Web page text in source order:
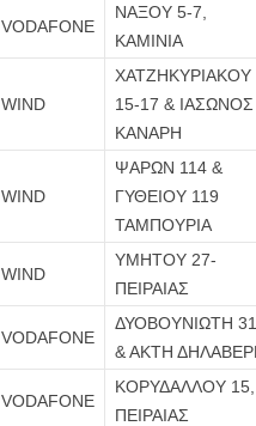
VODAFONE
ΝΑΞΟΥ 5-7,
ΚΑΜΙΝΙΑ
WIND
ΧΑΤΖΗΚΥΡΙΑΚΟΥ
15-17 & ΙΑΣΩΝΟΣ
ΚΑΝΑΡΗ
WIND
ΨΑΡΩΝ 114 &
ΓΥΘΕΙΟΥ 119
ΤΑΜΠΟΥΡΙΑ
WIND
ΥΜΗΤΟΥ 27-
ΠΕΙΡΑΙΑΣ
VODAFONE
ΔΥΟΒΟΥΝΙΩΤΗ 31
& ΑΚΤΗ
VODAFONE
ΚΟΡΥΔΑΛΛΟΥ 15,
ΠΕΙΡΑΙΑΣ